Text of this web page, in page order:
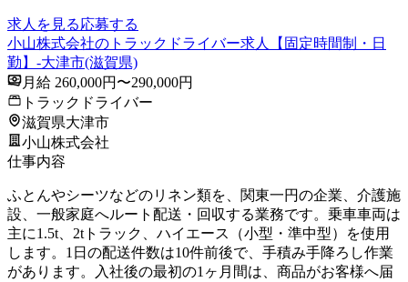
求人を見る応募する
小山株式会社のトラックドライバー求人【固定時間制・日
勤】-大津市(滋賀県)
月給 260,000円〜290,000円
トラックドライバー
滋賀県大津市
小山株式会社
仕事内容
ふとんやシーツなどのリネン類を、関東一円の企業、介護施
設、一般家庭へルート配送・回収する業務です。乗車車両は
主に1.5t、2tトラック、ハイエース（小型・準中型）を使用
します。1日の配送件数は10件前後で、手積み手降ろし作業
があります。入社後の最初の1ヶ月間は、商品がお客様へ届